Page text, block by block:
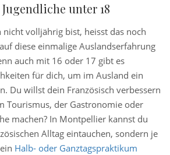
unter 18
nicht volljährig bist, heisst das noch
diese einmalige Auslandserfahrung
auch mit 16 oder 17 gibt es
für dich, um im Ausland ein
Du willst dein Französisch verbessern
Tourismus, der Gastronomie oder
machen? In Montpellier kannst du
Alltag eintauchen, sondern je
Halb- oder Ganztagspraktikum